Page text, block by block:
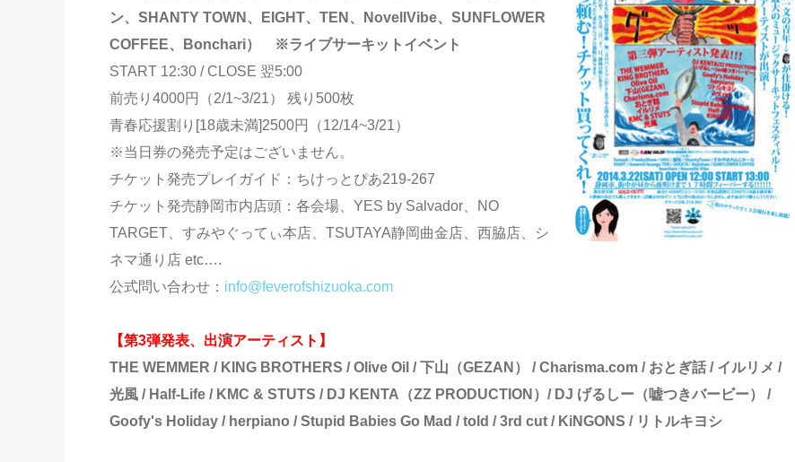
ン、SHANTY TOWN、EIGHT、TEN、NovellVibe、SUNFLOWER
COFFEE、Bonchari） ※ライブサーキットイベント
START 12:30 / CLOSE 翌5:00
前売り4000円（2/1~3/21） 残り500枚
青春応援割り[18歳未満]2500円（12/14~3/21）
※当日券の発売予定はございません。
チケット発売プレイガイド：ちけっとぴあ219-267
チケット発売静岡市内店頭：各会場、YES by Salvador、NO
TARGET、すみやぐってぃ本店、TSUTAYA静岡曲金店、西脇店、シ
ネマ通り店 etc….
公式問い合わせ： info@feverofshizuoka.com
【第3弾発表、出演アーティスト】
THE WEMMER / KING BROTHERS / Olive Oil / 下山（GEZAN） / Charisma.com / おとぎ話 / イルリメ /
光風 / Half-Life / KMC & STUTS / DJ KENTA（ZZ PRODUCTION）/ DJ げるしー（嘘つきバービー） /
Goofy's Holiday / herpiano / Stupid Babies Go Mad / told / 3rd cut / KiNGONS / リトルキヨシ